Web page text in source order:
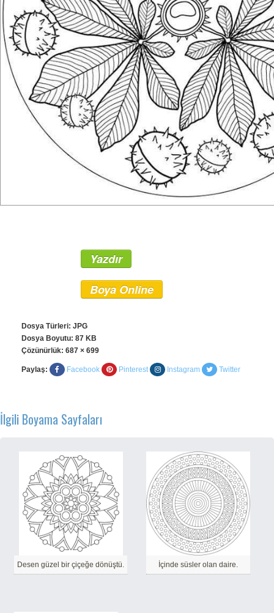
Yazdır
Boya Online
Dosya Türleri: JPG
Dosya Boyutu: 87 KB
Çözünürlük: 687 × 699
Paylaş: Facebook Pinterest Instagram Twitter
İlgili Boyama Sayfaları
Desen güzel bir çiçeğe dönüştü. İçinde süsler olan daire.